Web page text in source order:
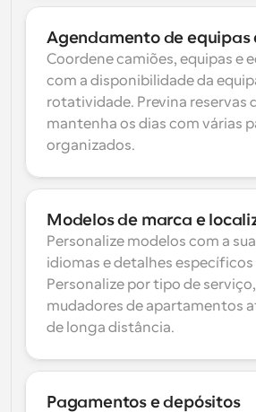
Agendamento de equipas
Coordene camiões, equipas e
com a disponibilidade da
rotatividade. Previna reservas
mantenha os dias com várias
organizados.
Modelos de marca e
Personalize modelos com a
idiomas e detalhes específicos
Personalize por tipo de
mudadores de apartamentos
de longa distância.
Pagamentos e depósitos